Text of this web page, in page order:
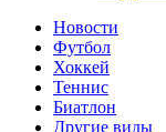
Новости
Футбол
Хоккей
Теннис
Биатлон
Другие виды